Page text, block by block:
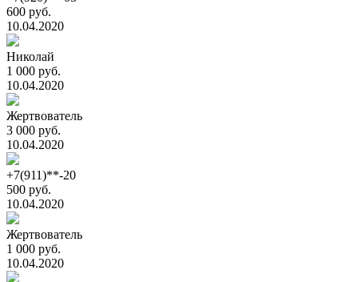
600 руб.
10.04.2020
Николай
1 000 руб.
10.04.2020
Жертвователь
3 000 руб.
10.04.2020
+7(911)**-20
500 руб.
10.04.2020
Жертвователь
1 000 руб.
10.04.2020